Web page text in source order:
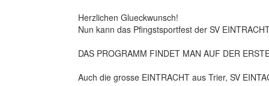
Herzlichen Glueckwunsch!
Nun kann das Pfingstsportfest der SV
DAS PROGRAMM FINDET MAN AUF DER
Auch die grosse EINTRACHT aus Trier, SV